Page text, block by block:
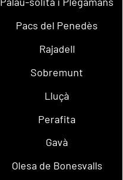
Pacs del Penedès
Rajadell
Sobremunt
Lluçà
Perafita
Gavà
Olesa de Bonesvalls